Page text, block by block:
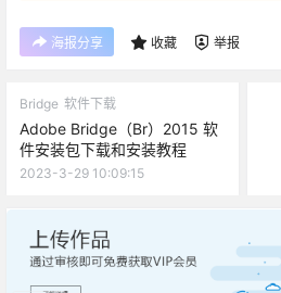
海报分享 收藏 举报
Bridge 软件下载
Adobe Bridge（Br）2015 软
件安装包下载和安装教程
2023-3-29 10:09:15